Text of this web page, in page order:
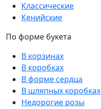
Классические
Кенийские
По форме букета
В корзинах
В коробках
В форме сердца
В шляпных коробках
Недорогие розы